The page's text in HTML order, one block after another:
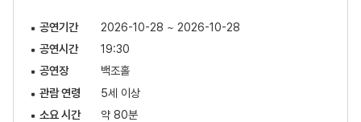
공연기간
2026-10-28 ~ 2026-10-28
공연시간
19:30
공연장
백조홀
관람 연령
5세 이상
소요 시간
약 80분